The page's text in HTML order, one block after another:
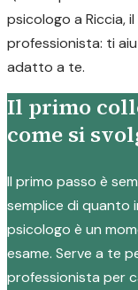
psicologo a Riccia,
professionista: ti
adatto a te.
Il primo
come si
Il primo passo è
semplice di quanto
psicologo è un
esame. Serve a te
professionista per